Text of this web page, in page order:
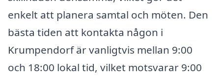
enkelt att planera samtal och möten. Den
bästa tiden att kontakta någon i
Krumpendorf är vanligtvis mellan 9:00
och 18:00 lokal tid, vilket motsvarar 9:00